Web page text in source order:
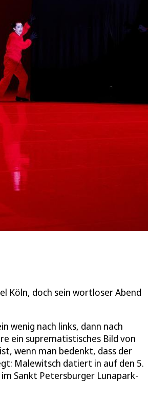
Köln, doch sein wortloser Abend
wenig nach links, dann nach
ein suprematistisches Bild von
wenn man bedenkt, dass der
Malewitsch datiert in auf den 5.
Sankt Petersburger Lunapark-